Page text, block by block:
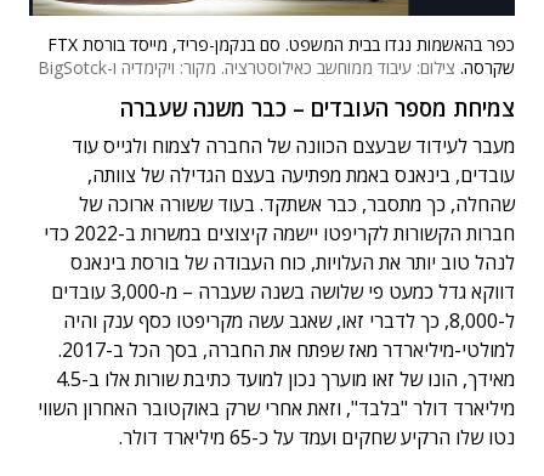
כפר בהאשמות נגדו בבית המשפט. סם בנקמן-פריד, מייסד בורסת FTX
שקרסה. צילום: עיבוד ממוחשב כאילוסטרציה. מקור: ויקימדיה ו-BigSotck
צמיחת מספר העובדים – כבר משנה שעברה
מעבר לעידוד שבעצם הכוונה של החברה לצמוח ולגייס עוד
עובדים, בינאנס באמת מפתיעה בעצם הגדילה של צוותה,
שהחלה, כך מתסבר, כבר אשתקד. בעוד ששורה ארוכה של
חברות הקשורות לקריפטו יישמה קיצוצים במשרות ב-2022 כדי
לנהל טוב יותר את העלויות, כוח העבודה של בורסת בינאנס
דווקא גדל כמעט פי שלושה בשנה שעברה – מ-3,000 עובדים
ל-8,000, כך לדברי זאו, שאגב עשה מקריפטו כסף ענק והיה
למולטי-מיליארדר מאז שפתח את החברה, בסך הכל ב-2017.
מאידך, הונו של זאו מוערך נכון למועד כתיבת שורות אלו ב-4.5
מיליארד דולר "בלבד", וזאת אחרי שרק באוקטובר האחרון השווי
נטו שלו הרקיע שחקים ועמד על כ-65 מיליארד דולר.